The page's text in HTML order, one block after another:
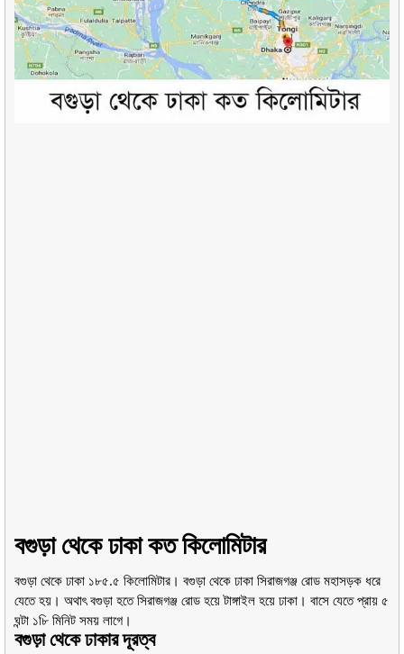
বগুড়া থেকে ঢাকা কত কিলোমিটার
বগুড়া থেকে ঢাকা ১৮৫.৫ কিলোমিটার। বগুড়া থেকে ঢাকা সিরাজগঞ্জ রোড মহাসড়ক ধরে
যেতে হয়। অথাৎ বগুড়া হতে সিরাজগঞ্জ রোড হয়ে টাঙ্গাইল হয়ে ঢাকা। বাসে যেতে প্রায় ৫
ঘন্টা ১৮ি মিনিট সময় লাগে।
বগুড়া থেকে ঢাকার দূরত্ব